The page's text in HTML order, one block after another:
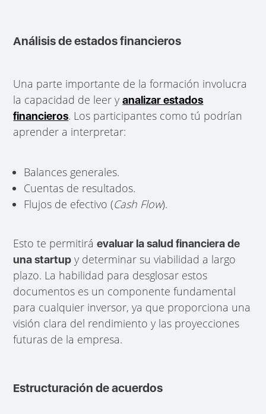
Análisis de estados financieros
Una parte importante de la formación involucra
la capacidad de leer yanalizar estados
financieros. Los participantes como tú podrían
aprender a interpretar:
Balances generales.
Cuentas de resultados.
Flujos de efectivo (Cash Flow).
Esto te permitiráevaluar la salud financiera de
una startup y determinar su viabilidad a largo
plazo. La habilidad para desglosar estos
documentos es un componente fundamental
para cualquier inversor, ya que proporciona una
visión clara del rendimiento y las proyecciones
futuras de la empresa.
Estructuración de acuerdos